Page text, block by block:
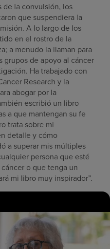
de la convulsión, los
que suspendiera la
A lo largo de los
en el rostro de la
a menudo la llaman para
grupos de apoyo al cáncer
Ha trabajado con
Research y la
abogar por la
escribió un libro
a que mantengan su fe
trata sobre mi
detalle y cómo
a superar mis múltiples
persona que esté
o que tenga un
mi libro muy inspirador”.